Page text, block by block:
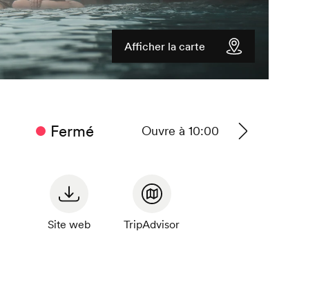
Afficher la carte
Fermé
Ouvre à 10:00
Site web TripAdvisor